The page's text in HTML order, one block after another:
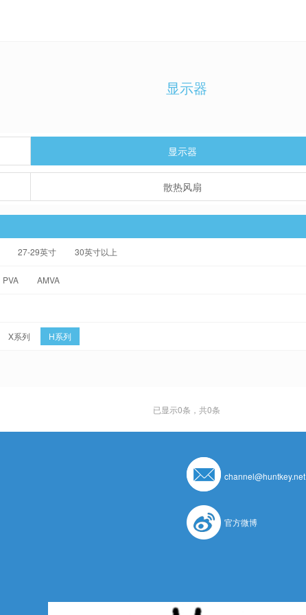
显示器
显示器
散热风扇
27-29英寸 30英寸以上
PVA AMVA
X系列 H系列
已显示0条，共0条
channel@huntkey.net
官方微博